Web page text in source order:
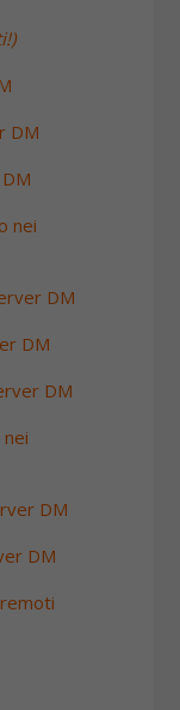
DM
nei
DM
DM
DM
DM
DM